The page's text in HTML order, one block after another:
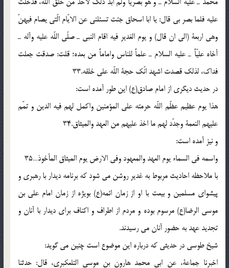
علیه فلما بصر بی قال: یا ابا اسحاق جئت تسئلنی عن الایّام الّتی یصام فیهنّ
وهی اربعة (الی ان قال) و یوم الغدیر فیه اقام النبی ـ صلّی اللّه علیه وآله ـ
أخاه علیّاً ـ علیه السلام ـ علماً للناس واماماً من بعده؛ قلت: صدقت جعلت
فداک، لذلک قصدت اشهد انّک حجة اللّه علی خلقه.33
در حدیث دیگری از امام صادق(ع) این طور آمده است:
هذا یوم عظیم عظّم اللّه حرمته علی المؤمنین واکمل لهم فیه الدین و تمّم
علیهم النعمة وجدّد لهم ما اخذ علیهم من العهد والمیثاق.34
و نیز آمده است:
واسمه فی السماء یوم العهد والمعهود وفی الارض یوم المیثاق المأخوذ…35
با ملاحظه احادیث مربوط به غدیر روشن می شود که برنامه دیدار با رهبری و
پیشوای مسلمین و بیعت با او از زمان ائمه(ع) بویژه از زمان امام علی بن
موسی الرضا(ع) مرسوم بوده و مردم از اطراف و اکناف برای دیدار با آنان و
تجدید عهد به حضور آنان می رسیدند.
شیخ طوسی در حدیثی که درباره این موضوع است چنین می گوید:
اخبرنا جماعة، عن ابی محمد هارون بن موسی التلعکبری، قال: حدثنا